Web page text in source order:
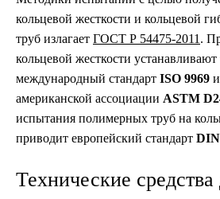
кольцевой жесткости и кольцевой
труб излагает ГОСТ Р 54475-2011 .
кольцевой жесткости устанавливают
международный стандарт ISO 9969
американской ассоциации ASTM
испытания полимерных труб на
приводит европейский стандарт DIN
Технические